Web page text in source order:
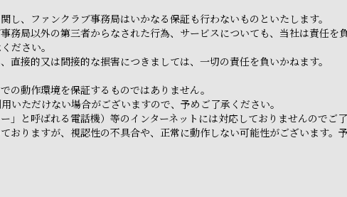
し、ファンクラブ事務局はいかなる保証も行わないものといたします。
務局以外の第三者からなされた行為、サービスについても、当社は責任
ださい。
直接的又は間接的な損害につきましては、一切の責任を負いかねます。
の動作環境を保証するものではありません。
いただけない場合がございますので、予めご了承ください。
」と呼ばれる電話機）等のインターネットには対応しておりませんのでご了
おりますが、視認性の不具合や、正常に動作しない可能性がございます。